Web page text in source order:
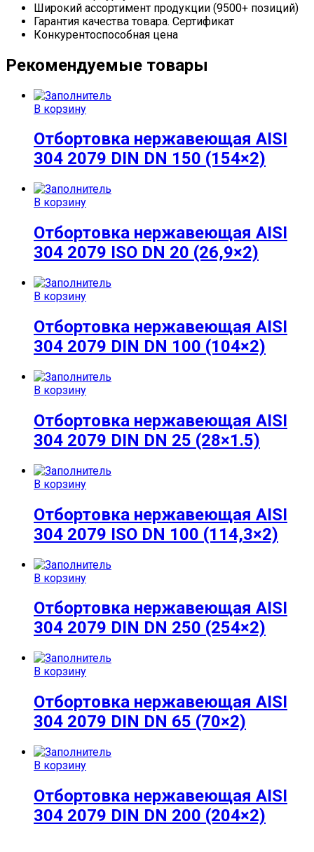
Широкий ассортимент продукции (9500+ позиций)
Гарантия качества товара. Сертификат
Конкурентоспособная цена
Рекомендуемые товары
В корзину
Отбортовка нержавеющая AISI
304 2079 DIN DN 150 (154×2)
В корзину
Отбортовка нержавеющая AISI
304 2079 ISO DN 20 (26,9×2)
В корзину
Отбортовка нержавеющая AISI
304 2079 DIN DN 100 (104×2)
В корзину
Отбортовка нержавеющая AISI
304 2079 DIN DN 25 (28×1.5)
В корзину
Отбортовка нержавеющая AISI
304 2079 ISO DN 100 (114,3×2)
В корзину
Отбортовка нержавеющая AISI
304 2079 DIN DN 250 (254×2)
В корзину
Отбортовка нержавеющая AISI
304 2079 DIN DN 65 (70×2)
В корзину
Отбортовка нержавеющая AISI
304 2079 DIN DN 200 (204×2)